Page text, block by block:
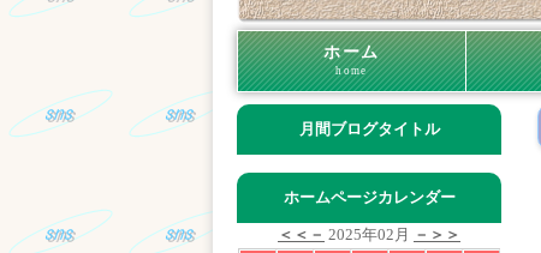
ホーム
home
月間ブログタイトル
ホームページカレンダー
＜＜－ 2025年02月
－＞＞